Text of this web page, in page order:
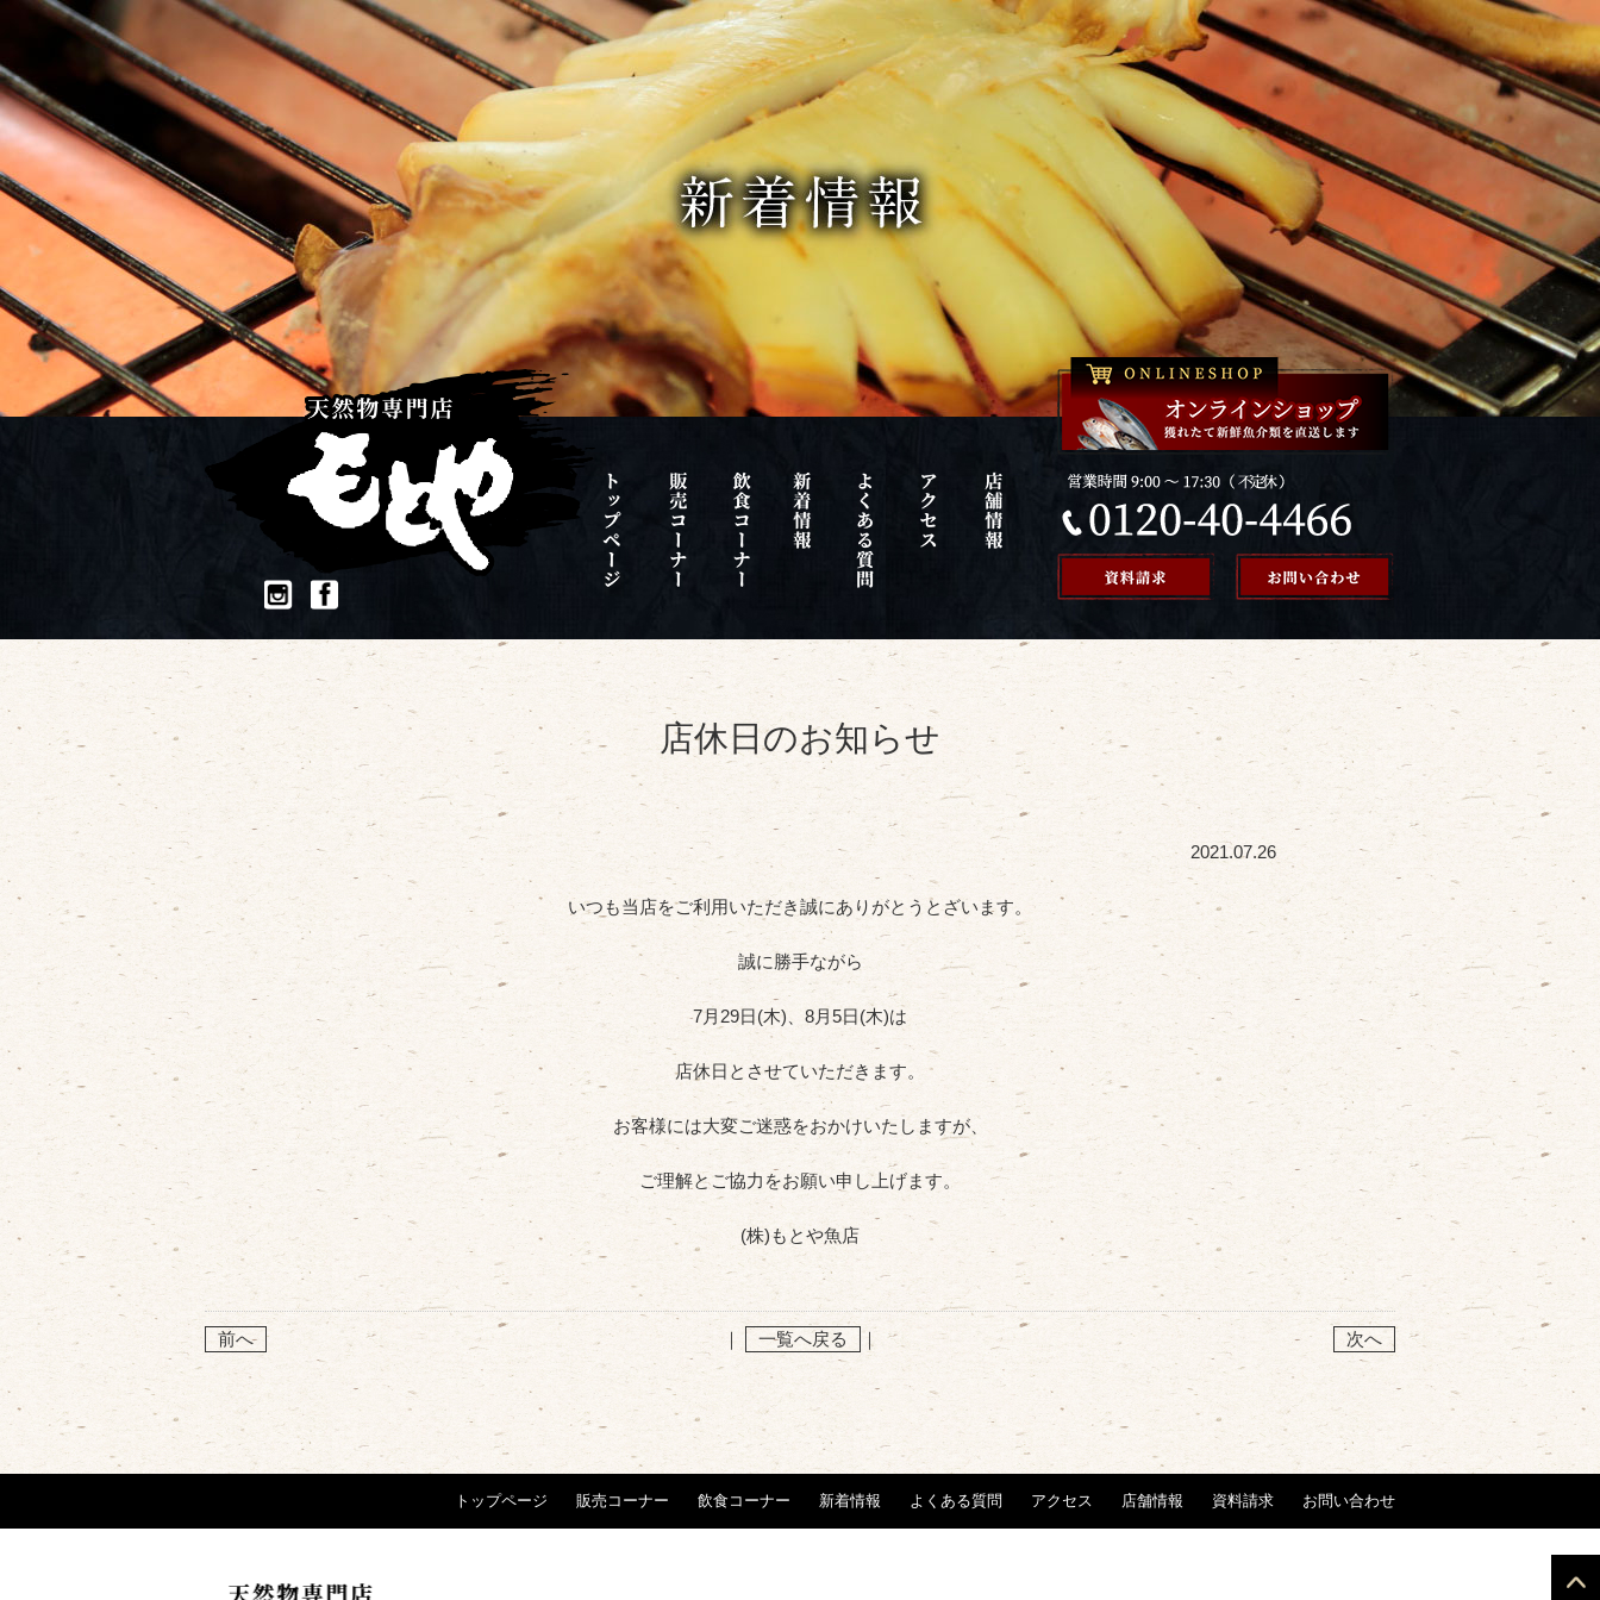
店休日のお知らせ
2021.07.26
いつも当店をご利用いただき誠にありがとうとざいます。
誠に勝手ながら
7月29日(木)、8月5日(木)は
店休日 とさせていただきます。
お客様には大変ご迷惑をおかけいたしますが、
ご理解とご協力をお願い申し上げます。
(株)もとや魚店
前へ 一覧へ戻る 次へ
トップページ 販売コーナー 飲食コーナー 新着情報 よくある質問 アクセス 店舗情報 資料請求 お問い合わせ